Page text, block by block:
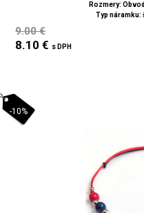
Rozmery:
Typ
9.00 €
8.10 € s DPH
-10%